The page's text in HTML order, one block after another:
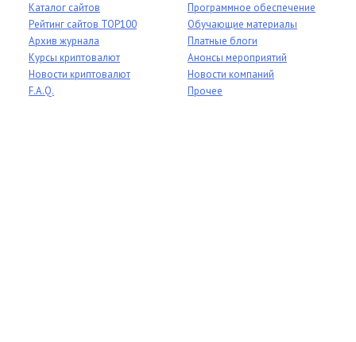
Каталог сайтов
Рейтинг сайтов TOP100
Архив журнала
Курсы криптовалют
Новости криптовалют
F.A.Q.
Программное обеспечение
Обучающие материалы
Платные блоги
Анонсы мероприятий
Новости компаний
Прочее